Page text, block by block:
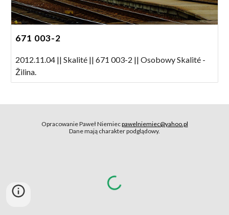
671 003-2
2012.11.04 || Skalité || 671 003-2 || Osobowy Skalité -
Žilina.
Opracowanie Paweł Niemiecpawelniemiec@yahoo.pl
Dane mają charakter podglądowy.